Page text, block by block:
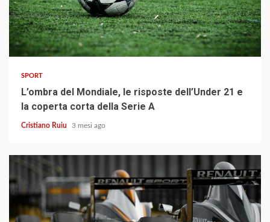
3 min read
SPORT
L’ombra del Mondiale, le risposte dell’Under 21 e
la coperta corta della Serie A
Cristiano Ruiu 3 mesi ago